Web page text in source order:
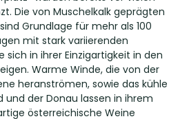
Die von Muschelkalk geprägten
Grundlage für mehr als 100
mit stark variierenden
sich in ihrer Einzigartigkeit in den
Warme Winde, die von der
heranströmen, sowie das kühle
und der Donau lassen in ihrem
österreichische Weine